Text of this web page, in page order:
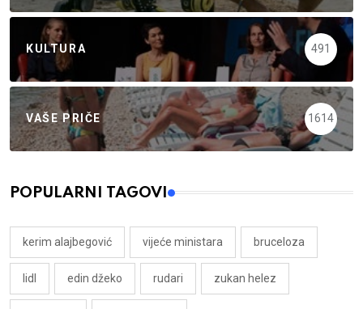
KULTURA 491
VAŠE PRIČE 1614
POPULARNI TAGOVI
kerim alajbegović vijeće ministara bruceloza
lidl edin džeko rudari zukan helez